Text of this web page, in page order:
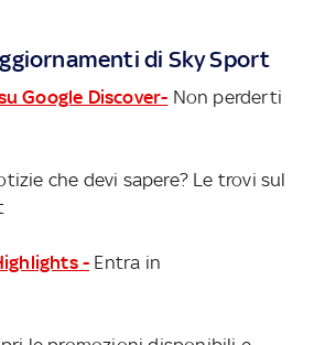
di Sky Sport
Google Discover- Non perderti
che devi sapere? Le trovi sul
- Entra in